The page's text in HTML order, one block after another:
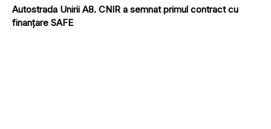
Autostrada Unirii A8. CNIR a semnat primul contract cu
finanțare SAFE